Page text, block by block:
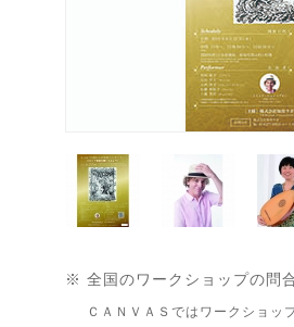
※ 全国のワークショップの問
ＣＡＮＶＡＳではワークショッ